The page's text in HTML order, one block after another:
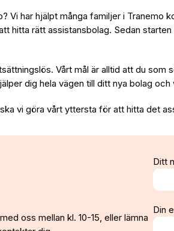
Vi har hjälpt många familjer i Tranemo
hitta rätt assistansbolag. Sedan
Vårt mål är alltid att du
dig hela vägen till ditt nya bolag
vi göra vårt yttersta för att hitta det
med oss mellan kl. 10-15, eller lämna
Ditt
Din